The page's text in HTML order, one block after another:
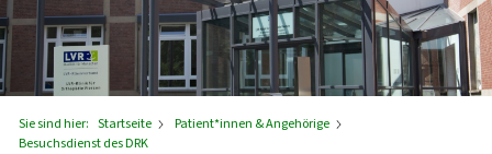
Sie sind hier: Startseite
Patient*innen & Angehörige
Besuchsdienst des DRK